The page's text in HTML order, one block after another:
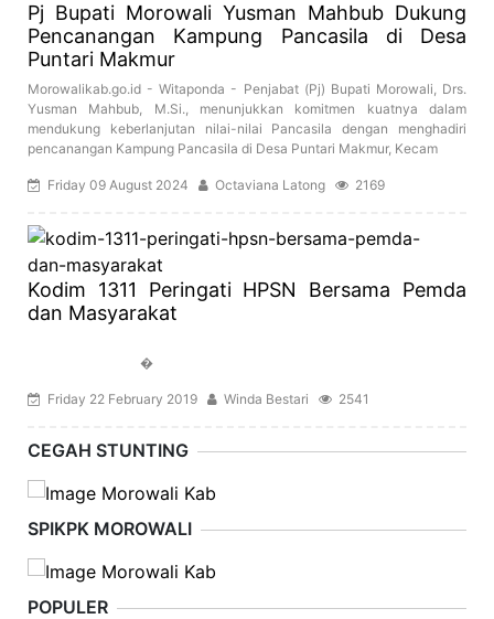
Pj Bupati Morowali Yusman Mahbub Dukung
Pencanangan Kampung Pancasila di Desa
Puntari Makmur
Morowalikab.go.id - Witaponda - Penjabat (Pj) Bupati Morowali, Drs.
Yusman Mahbub, M.Si., menunjukkan komitmen kuatnya dalam
mendukung keberlanjutan nilai-nilai Pancasila dengan menghadiri
pencanangan Kampung Pancasila di Desa Puntari Makmur, Kecam
Friday 09 August 2024 Octaviana Latong 2169
Kodim 1311 Peringati HPSN Bersama Pemda
dan Masyarakat
�
Friday 22 February 2019 Winda Bestari 2541
CEGAH STUNTING
SPIKPK MOROWALI
POPULER